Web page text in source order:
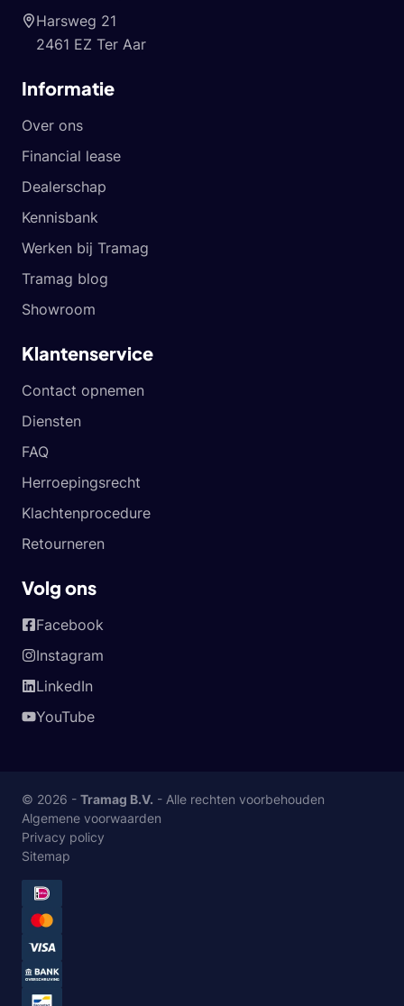
Harsweg 21
2461 EZ Ter Aar
Informatie
Over ons
Financial lease
Dealerschap
Kennisbank
Werken bij Tramag
Tramag blog
Showroom
Klantenservice
Contact opnemen
Diensten
FAQ
Herroepingsrecht
Klachtenprocedure
Retourneren
Volg ons
Facebook
Instagram
LinkedIn
YouTube
© 2026 - Tramag B.V. - Alle rechten voorbehouden
Algemene voorwaarden
Privacy policy
Sitemap